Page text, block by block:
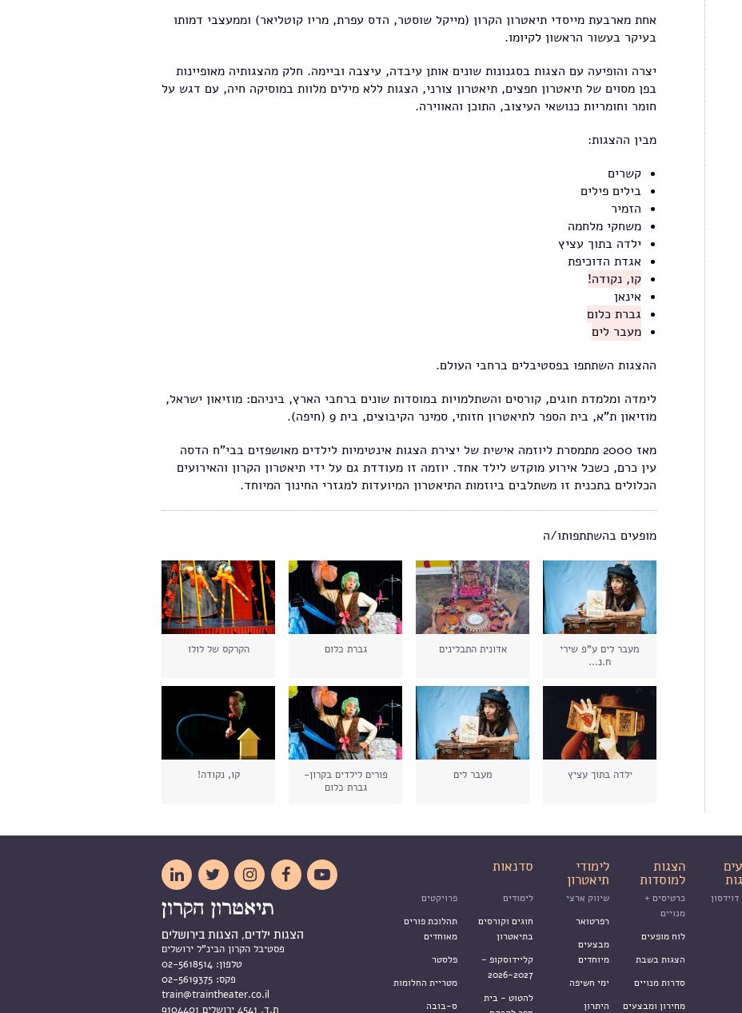
אחת מארבעת מייסדי תיאטרון הקרון (מייקל שוסטר, הדס עפרת, מריו קוטליאר) וממעצבי דמותו
בעיקר בעשור הראשון לקיומו.
יצרה והופיעה עם הצגות בסגנונות שונים אותן עיבדה, עיצבה וביימה. חלק מהצגותיה מאופיינות
בפן מסוים של תיאטרון חפצים, תיאטרון צורני, הצגות ללא מילים מלוות במוסיקה חיה, עם דגש על
חומר וחומריות כנושאי העיצוב, התוכן והאווירה.
מבין ההצגות:
קשרים
בילים פילים
הזמיר
משחקי מלחמה
ילדה בתוך עציץ
אגדת הדוכיפת
קו, נקודה!
אינאן
גברת כלום
מעבר לים
ההצגות השתתפו בפסטיבלים ברחבי העולם.
לימדה ומלמדת חוגים, קורסים והשתלמויות במוסדות שונים ברחבי הארץ, ביניהם: מוזיאון ישראל,
מוזיאון ת"א, בית הספר לתיאטרון חזותי, סמינר הקיבוצים, בית 9 (חיפה).
מאז 2000 מתמסרת ליוזמה אישית של יצירת הצגות אינטימיות לילדים מאושפזים בבי"ח הדסה
עין כרם, כשכל אירוע מוקדש לילד אחד. יוזמה זו מעודדת גם על ידי תיאטרון הקרון והאירועים
הכלולים בתכנית זו משתלבים ביוזמות התיאטרון המיועדות למגזרי החינוך המיוחד.
מופעים בהשתתפותו/ה
מעבר לים ע"פ שירי
ח.נ...
אדונית התבלינים גברת כלום הקרקס של לולו
ילדה בתוך עציץ מעבר לים
פורים לילדים בקרון-
גברת כלום
קו, נקודה!
הצגות
למוסדות
לימודי
תיאטרון
סדנאות
כרטיסים +
מנויים
לוח מופעים
הצגות בשבת
סדרות מנויים
מחירון ומבצעים
שיווק ארצי
רפרטואר
מבצעים
מיוחדים
ימי חשיפה
היתרון
לימודים
חוגים וקורסים
בתיאטרון
קליידוסקופ -
2026-2027
להטוט - בית
פרויקטים
תהלוכת פורים
מאוחדים
פלסטר
מטריית החלומות
ס-בובה





הצגות ילדים, הצגות בירושלים
פסטיבל הקרון הבינ"ל ירושלים
טלפון:
פקס:
train@traintheater.co.il
ת.ד. 4541 ירושלים 9104401